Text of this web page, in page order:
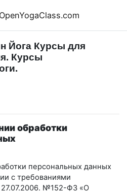
OpenYogaClass.com
Йога Курсы для
Курсы
обработки
персональных данных
с требованиями
27.07.2006. №152-ФЗ «О